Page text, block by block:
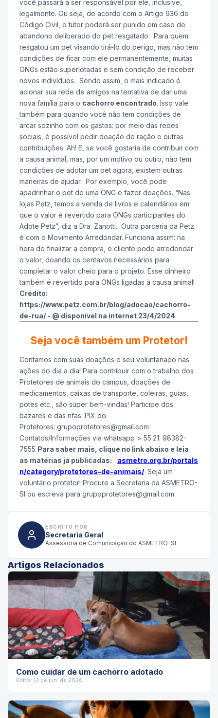
você passará a ser responsável por ele, inclusive,
legalmente. Ou seja, de acordo com o Artigo 936 do
Código Civil, o tutor poderá ser punido em caso de
abandono deliberado do pet resgatado. Para quem
resgatou um pet visando tirá-lo do perigo, mas não tem
condições de ficar com ele permanentemente, muitas
ONGs estão superlotadas e sem condição de receber
novos indivíduos. Sendo assim, o mais indicado é
acionar sua rede de amigos na tentativa de dar uma
nova família para o cachorro encontrado. Isso vale
também para quando você não tem condições de
arcar sozinho com os gastos: por meio das redes
sociais, é possível pedir doação de ração e outras
contribuições. Ah! E, se você gostaria de contribuir com
a causa animal, mas, por um motivo ou outro, não tem
condições de adotar um pet agora, existem outras
maneiras de ajudar. Por exemplo, você pode
apadrinhar o pet de uma ONG e fazer doações. “Nas
lojas Petz, temos a venda de livros e calendários em
que o valor é revertido para ONGs participantes do
Adote Petz”, diz a Dra. Zanotti. Outra parceria da Petz
é com o Movimento Arredondar. Funciona assim: na
hora de finalizar a compra, o cliente pode arredondar
o valor, doando os centavos necessários para
completar o valor cheio para o projeto. Esse dinheiro
também é revertido para ONGs ligadas à causa animal!
Crédito:
https://www.petz.com.br/blog/adocao/cachorro-
de-rua/ - @ disponível na internet 23/4/2024
Seja você também um Protetor!
Contamos com suas doações e seu voluntariado nas
ações do dia a dia! Para contribuir com o trabalho dos
Protetores de animais do campus, doações de
medicamentos, caixas de transporte, coleiras, guias,
potes etc., são super bem-vindas! Participe dos
bazares e das rifas. PIX do
Protetores: grupoprotetores@gmail.com
Contatos/Informações via whatsapp > 55.21. 98382-
7555 Para saber mais, clique no link abaixo e leia
as matérias já publicadas:
asmetro.org.br/portals
n/category/protetores-de-animais/ Seja um
voluntário protetor! Procure a Secretaria da ASMETRO-
SI ou escreva para grupoprotetores@gmail.com
ESCRITO POR
Secretaria Geral
Assessoria de Comunicação do ASMETRO-SI
Artigos Relacionados
Como cuidar de um cachorro adotado
Editor·13 de jun. de 2026